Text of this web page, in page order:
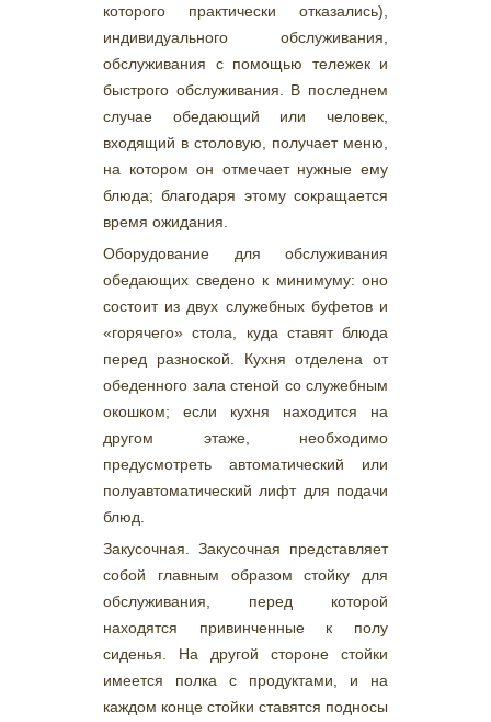
которого практически отказались),
индивидуального обслуживания,
обслуживания с помощью тележек и
быстрого обслуживания. В последнем
случае обедающий или человек,
входящий в столовую, получает меню,
на котором он отмечает нужные ему
блюда; благодаря этому сокращается
время ожидания.
Оборудование для обслуживания
обедающих сведено к минимуму: оно
состоит из двух служебных буфетов и
«горячего» стола, куда ставят блюда
перед разноской. Кухня отделена от
обеденного зала стеной со служебным
окошком; если кухня находится на
другом этаже, необходимо
предусмотреть автоматический или
полуавтоматический лифт для подачи
блюд.
Закусочная. Закусочная представляет
собой главным образом стойку для
обслуживания, перед которой
находятся привинченные к полу
сиденья. На другой стороне стойки
имеется полка с продуктами, и на
каждом конце стойки ставятся подносы